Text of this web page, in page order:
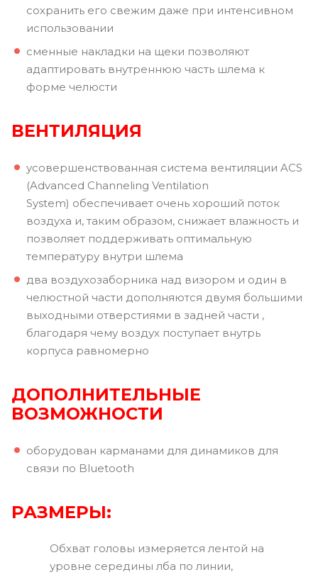
сохранить его свежим даже при интенсивном
использовании
сменные накладки на щеки позволяют
адаптировать внутреннюю часть шлема к
форме челюсти
ВЕНТИЛЯЦИЯ
усовершенствованная система вентиляции ACS
(Advanced Channeling Ventilation
System) обеспечивает очень хороший поток
воздуха и, таким образом, снижает влажность и
позволяет поддерживать оптимальную
температуру внутри шлема
два воздухозаборника над визором и один в
челюстной части дополняются двумя большими
выходными отверстиями в задней части ,
благодаря чему воздух поступает внутрь
корпуса равномерно
ДОПОЛНИТЕЛЬНЫЕ
ВОЗМОЖНОСТИ
оборудован карманами для динамиков для
связи по Bluetooth
РАЗМЕРЫ:
Обхват головы измеряется лентой на
уровне середины лба по линии,